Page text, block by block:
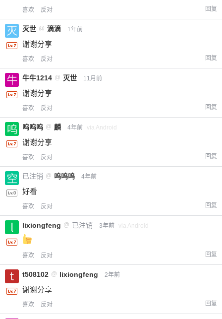
喜欢 反对 回复
灭世 @ 滴滴 1年前
谢谢分享
喜欢 反对 回复
牛牛1214 @ 灭世 11月前
谢谢分享
喜欢 反对 回复
呜呜呜 @ 麟 4年前 via Android
谢谢分享
喜欢 反对 回复
已注销 @ 呜呜呜 4年前
好看
喜欢 反对 回复
lixiongfeng @ 已注销 3年前 via Android
喜欢 反对 回复
t508102 @ lixiongfeng 2年前
谢谢分享
喜欢 反对 回复